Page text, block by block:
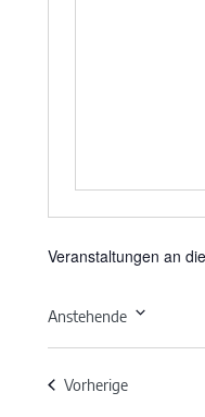
Veranstaltungen an
Anstehende
Vorherige